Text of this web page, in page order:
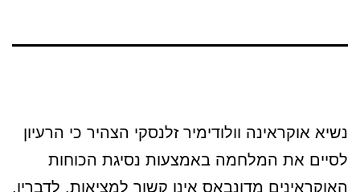
נשיא אוקראינה וולודימיר זלנסקי הצהיר כי הרעיון
לסיים את המלחמה באמצעות נסיגת הכוחות
האוקראינים מדונבאס אינו קשור למציאות. לדבריו,